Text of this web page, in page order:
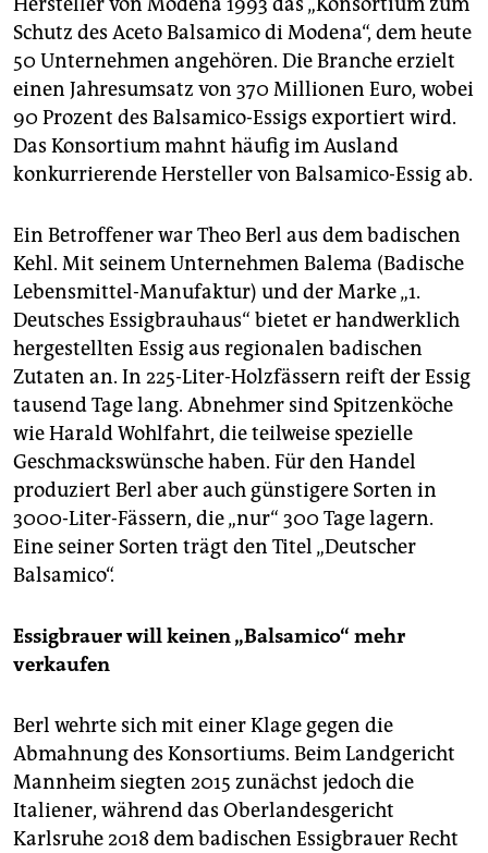
Schutz des Aceto Balsamico di Modena“, dem heute
50 Unternehmen angehören. Die Branche erzielt
einen Jahresumsatz von 370 Millionen Euro, wobei
90 Prozent des Balsamico-Essigs exportiert wird.
Das Konsortium mahnt häufig im Ausland
konkurrierende Hersteller von Balsamico-Essig ab.
Ein Betroffener war Theo Berl aus dem badischen
Kehl. Mit seinem Unternehmen Balema (Badische
Lebensmittel-Manufaktur) und der Marke „1.
Deutsches Essigbrauhaus“ bietet er handwerklich
hergestellten Essig aus regionalen badischen
Zutaten an. In 225-Liter-Holzfässern reift der Essig
tausend Tage lang. Abnehmer sind Spitzenköche
wie Harald Wohlfahrt, die teilweise spezielle
Geschmackswünsche haben. Für den Handel
produziert Berl aber auch günstigere Sorten in
3000-Liter-Fässern, die „nur“ 300 Tage lagern.
Eine seiner Sorten trägt den Titel „Deutscher
Balsamico“.
Essigbrauer will keinen „Balsamico“ mehr
verkaufen
Berl wehrte sich mit einer Klage gegen die
Abmahnung des Konsortiums. Beim Landgericht
Mannheim siegten 2015 zunächst jedoch die
Italiener, während das Oberlandesgericht
Karlsruhe 2018 dem badischen Essigbrauer Recht